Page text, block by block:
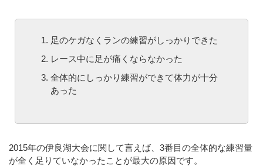
足のケガなくランの練習がしっかりできた
レース中に足が痛くならなかった
全体的にしっかり練習ができて体力が十分
あった
2015年の伊良湖大会に関して言えば、3番目の全体的な練習量
が全く足りていなかったことが最大の原因です。